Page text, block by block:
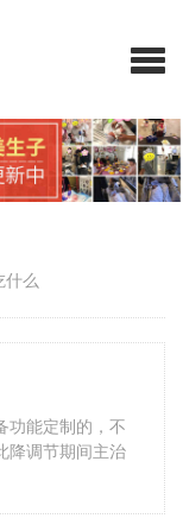
什么
功能定制的，不
降调节期间主治